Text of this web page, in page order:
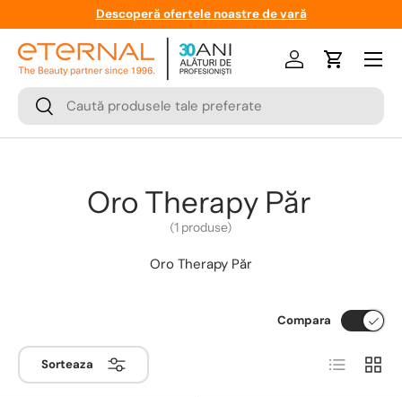
Descoperă ofertele noastre de vară
Cauta
Cauta
LogareCos
Meniu
Oro Therapy Păr
(1 produse)
Oro Therapy Păr
Sorteaza
Compara
Lista